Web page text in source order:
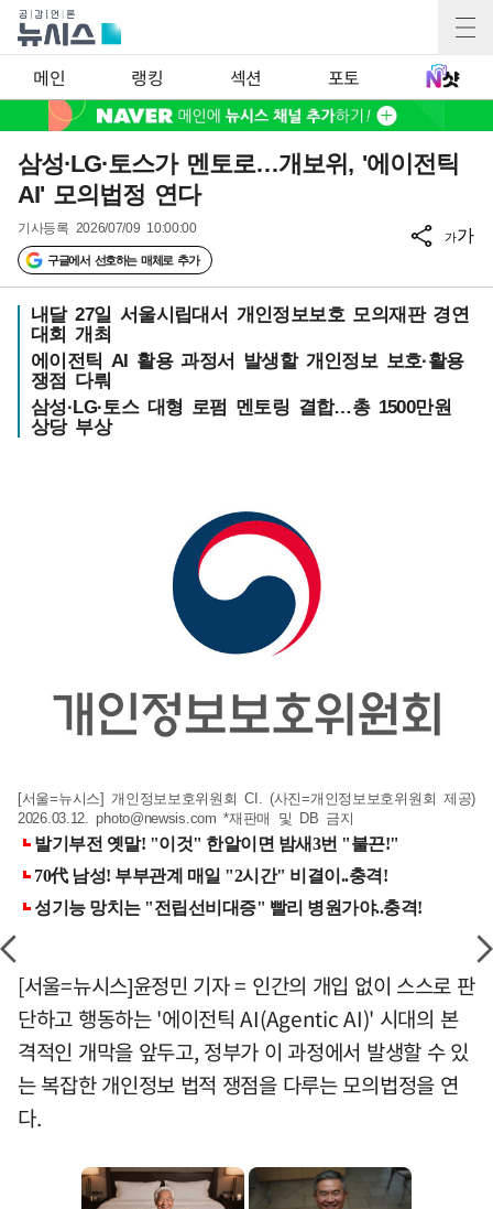
메인 랭킹 섹션 포토
삼성·LG·토스가 멘토로…개보위, '에이전틱
AI' 모의법정 연다
기사등록 2026/07/09 10:00:00
구글에서 선호하는 매체로 추가
가가
내달 27일 서울시립대서 개인정보보호 모의재판 경연
대회 개최
에이전틱 AI 활용 과정서 발생할 개인정보 보호·활용
쟁점 다뤄
삼성·LG·토스 대형 로펌 멘토링 결합…총 1500만원
상당 부상
[서울=뉴시스] 개인정보보호위원회 CI. (사진=개인정보보호위원회 제공)
2026.03.12.photo@newsis.com *재판매 및 DB 금지
[서울=뉴시스]윤정민 기자 = 인간의 개입 없이 스스로 판
단하고 행동하는 '에이전틱 AI(Agentic AI)' 시대의 본
격적인 개막을 앞두고, 정부가 이 과정에서 발생할 수 있
는 복잡한 개인정보 법적 쟁점을 다루는 모의법정을 연
다.